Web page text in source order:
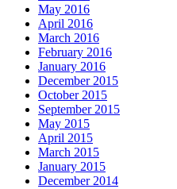
May 2016
April 2016
March 2016
February 2016
January 2016
December 2015
October 2015
September 2015
May 2015
April 2015
March 2015
January 2015
December 2014